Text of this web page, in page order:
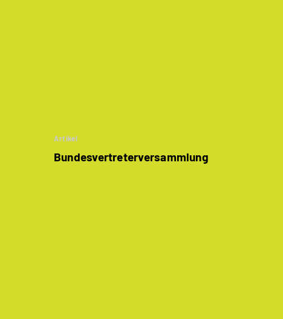
Artikel
Bundesvertreter­versammlung